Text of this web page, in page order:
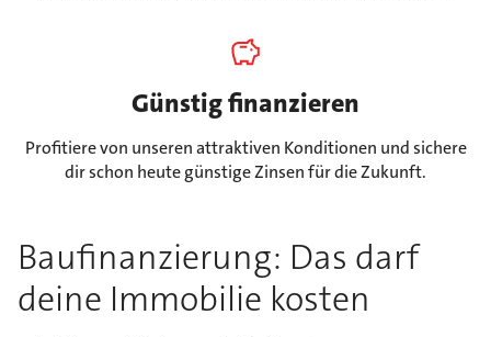
Günstig finanzieren
Profitiere von unseren attraktiven Konditionen und sichere
dir schon heute günstige Zinsen für die Zukunft.
Baufinanzierung: Das darf
deine Immobilie kosten